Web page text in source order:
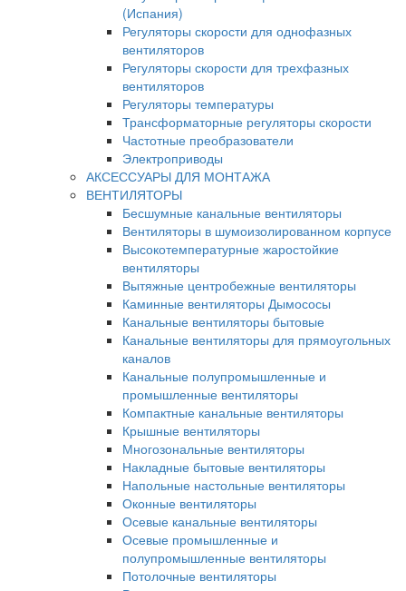
(Испания)
Регуляторы скорости для однофазных
вентиляторов
Регуляторы скорости для трехфазных
вентиляторов
Регуляторы температуры
Трансформаторные регуляторы скорости
Частотные преобразователи
Электроприводы
АКСЕССУАРЫ ДЛЯ МОНТАЖА
ВЕНТИЛЯТОРЫ
Бесшумные канальные вентиляторы
Вентиляторы в шумоизолированном корпусе
Высокотемпературные жаростойкие
вентиляторы
Вытяжные центробежные вентиляторы
Каминные вентиляторы Дымососы
Канальные вентиляторы бытовые
Канальные вентиляторы для прямоугольных
каналов
Канальные полупромышленные и
промышленные вентиляторы
Компактные канальные вентиляторы
Крышные вентиляторы
Многозональные вентиляторы
Накладные бытовые вентиляторы
Напольные настольные вентиляторы
Оконные вентиляторы
Осевые канальные вентиляторы
Осевые промышленные и
полупромышленные вентиляторы
Потолочные вентиляторы